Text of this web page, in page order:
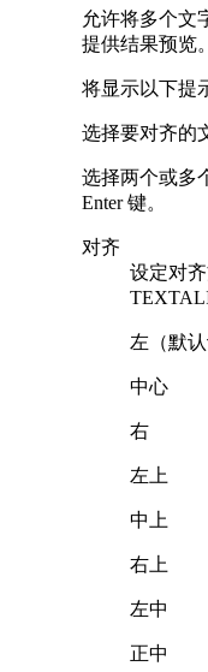
允许将多个文
提供结果预览
将显示以下提
选择要对齐的
选择两个或多
Enter 键。
对齐
设定对
左（默
中心
右
左上
中上
右上
左中
正中